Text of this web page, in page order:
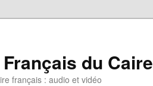
du Caire
français : audio et vidéo